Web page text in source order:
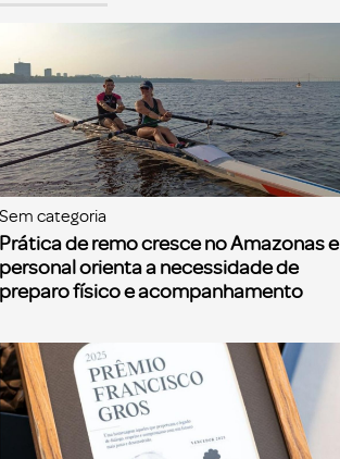
Sem categoria
Prática de remo cresce no Amazonas e
personal orienta a necessidade de
preparo físico e acompanhamento